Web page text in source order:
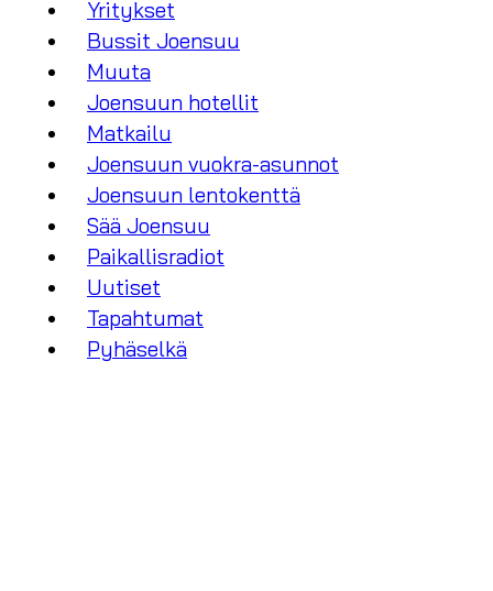
Yritykset
Bussit Joensuu
Muuta
Joensuun hotellit
Matkailu
Joensuun vuokra-asunnot
Joensuun lentokenttä
Sää Joensuu
Paikallisradiot
Uutiset
Tapahtumat
Pyhäselkä